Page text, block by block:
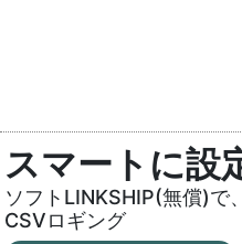
スマートに設
ソフトLINKSHIP(無償)で
CSVロギング